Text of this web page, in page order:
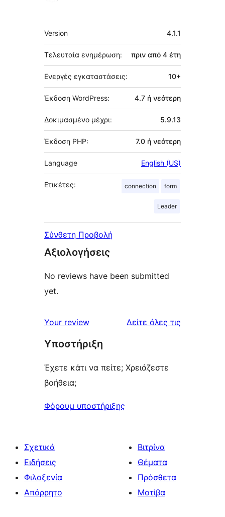
Μεταστοιχεία
Version 4.1.1
Τελευταία ενημέρωση: πριν από 4 έτη
Ενεργές εγκαταστάσεις: 10+
Έκδοση WordPress: 4.7 ή νεότερη
Δοκιμασμένο μέχρι: 5.9.13
Έκδοση PHP: 7.0 ή νεότερη
Language English (US)
Ετικέτες: connection form
Leader
Σύνθετη Προβολή
Αξιολογήσεις
No reviews have been submitted
yet.
Your review Δείτε όλες τις
Υποστήριξη
Έχετε κάτι να πείτε; Χρειάζεστε
βοήθεια;
Φόρουμ υποστήριξης
Σχετικά
Ειδήσεις
Φιλοξενία
Απόρρητο
Βιτρίνα
Θέματα
Πρόσθετα
Μοτίβα